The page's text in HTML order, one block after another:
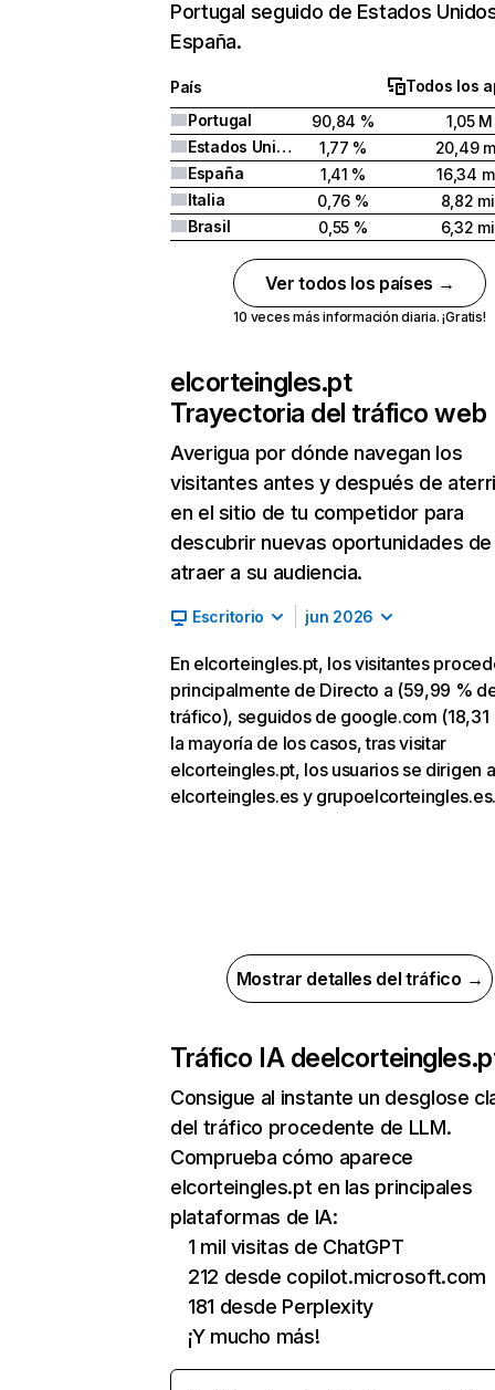
Portugal seguido de Estados
España.
País
Todos los
Portugal
90,84 %
1,05 M
Estados Unidos
1,77 %
20,49
España
1,41 %
16,34
Italia
0,76 %
8,82
Brasil
0,55 % 6,32
Ver todos los países →
10 veces más información diaria. ¡Gratis!
elcorteingles.pt
Trayectoria del tráfico web
Averigua por dónde navegan los
visitantes antes y después de
en el sitio de tu competidor para
descubrir nuevas oportunidades de
atraer a su audiencia.
Escritorio jun 2026
En elcorteingles.pt, los visitantes
principalmente de Directo a (59,99 %
tráfico), seguidos de google.com (18,31
la mayoría de los casos, tras visitar
elcorteingles.pt, los usuarios se dirigen a
elcorteingles.es y grupoelcorteingles.es.
Mostrar detalles del tráfico →
Tráfico IA de
Consigue al instante un desglose
del tráfico procedente de LLM.
Comprueba cómo aparece
elcorteingles.pt en las principales
plataformas de IA:
1 mil visitas de ChatGPT
212 desde copilot.microsoft.com
181 desde Perplexity
¡Y mucho más!